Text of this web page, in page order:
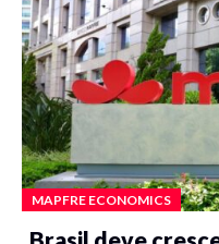
MAPFRE ECONOMICS